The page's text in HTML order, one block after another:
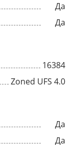
Да
Да
16384
Zoned UFS 4.0
Да
Да